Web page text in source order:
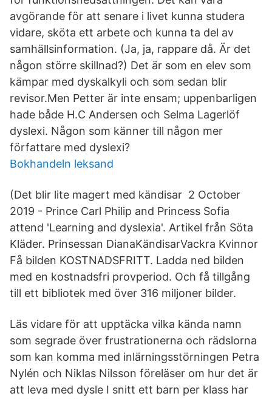
avgörande för att senare i livet kunna studera
vidare, sköta ett arbete och kunna ta del av
samhällsinformation. (Ja, ja, rappare då. Är det
någon större skillnad?) Det är som en elev som
kämpar med dyskalkyli och som sedan blir
revisor.Men Petter är inte ensam; uppenbarligen
hade både H.C Andersen och Selma Lagerlöf
dyslexi. Någon som känner till någon mer
författare med dyslexi?
Bokhandeln leksand
(Det blir lite magert med kändisar 2 October
2019 - Prince Carl Philip and Princess Sofia
attend 'Learning and dyslexia'. Artikel från Söta
Kläder. Prinsessan DianaKändisarVackra Kvinnor
Få bilden KOSTNADSFRITT. Ladda ned bilden
med en kostnadsfri provperiod. Och få tillgång
till ett bibliotek med över 316 miljoner bilder.
Läs vidare för att upptäcka vilka kända namn
som segrade över frustrationerna och rädslorna
som kan komma med inlärningsstörningen Petra
Nylén och Niklas Nilsson föreläser om hur det är
att leva med dysle I snitt ett barn per klass har